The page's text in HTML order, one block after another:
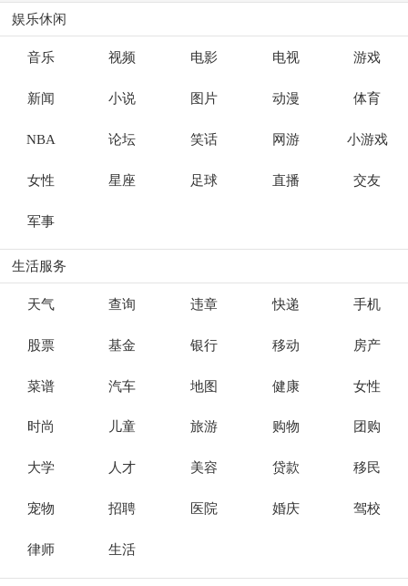
娱乐休闲
音乐 视频 电影 电视 游戏
新闻 小说 图片 动漫 体育
NBA 论坛 笑话 网游 小游戏
女性 星座 足球 直播 交友
军事
生活服务
天气 查询 违章 快递 手机
股票 基金 银行 移动 房产
菜谱 汽车 地图 健康 女性
时尚 儿童 旅游 购物 团购
大学 人才 美容 贷款 移民
宠物 招聘 医院 婚庆 驾校
律师 生活